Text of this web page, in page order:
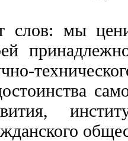
слов: мы